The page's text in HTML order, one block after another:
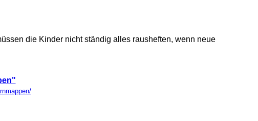
die Kinder nicht ständig alles rausheften, wenn neue